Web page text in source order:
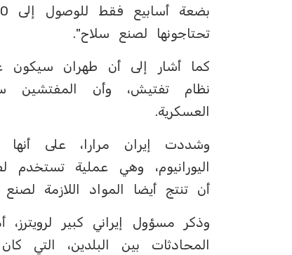
تحتاجونها لصنع سلاح".
كما أشار إلى أن طهران سيكون
نظام تفتيش، وأن المفتشين
العسكرية.
وشددت إيران مرارا، على
اليورانيوم، وهي عملية
أن تنتج أيضا المواد اللازمة
وذكر مسؤول إيراني كبير
المحادثات بين البلدين، التي